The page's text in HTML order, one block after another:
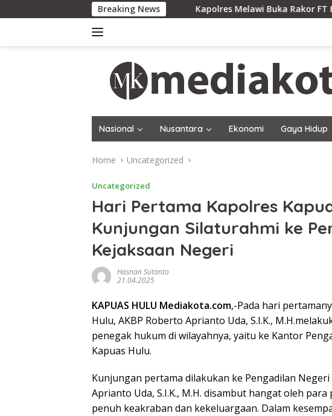
to
Breaking News
Kapolres Melawi Buka Rakor FT Binmas
Nasional Nusantara Ekonomi Gaya Hidup
Home Uncategorized
Uncategorized
Hari Pertama Kapolres
Kunjungan Silaturahmi ke
Kejaksaan Negeri
Hasnan Sutanto
21.04.2025
KAPUAS HULU Mediakota.com,-Pada hari
Hulu, AKBP Roberto Aprianto Uda, S.I.K.,
penegak hukum di wilayahnya, yaitu ke Kantor
Kapuas Hulu.
Kunjungan pertama dilakukan ke Pengadilan
Aprianto Uda, S.I.K., M.H. disambut hangat oleh
penuh keakraban dan kekeluargaan. Dalam